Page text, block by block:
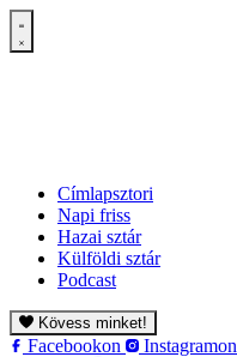
Címlapsztori
Napi friss
Hazai sztár
Külföldi sztár
Podcast
Kövess minket!
Facebookon Instagramon